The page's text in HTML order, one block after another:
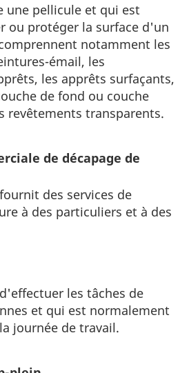
une pellicule et qui est
ou protéger la surface d'un
notamment les
émail, les
les apprêts surfaçants,
de fond ou couche
revêtements transparents.
de décapage de
des services de
à des particuliers et à des
les tâches de
et qui est normalement
journée de travail.